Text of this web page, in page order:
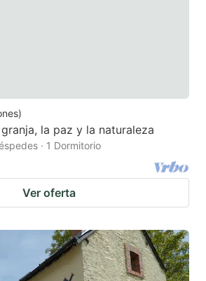
)
la paz y la naturaleza
· 1 Dormitorio
Ver oferta